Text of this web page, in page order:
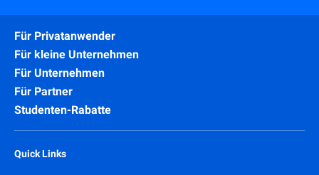
Für Privatanwender
Für kleine Unternehmen
Für Unternehmen
Für Partner
Studenten-Rabatte
Quick Links